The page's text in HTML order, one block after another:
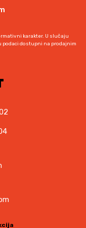
karakter. U slučaju
dostupni na prodajnim